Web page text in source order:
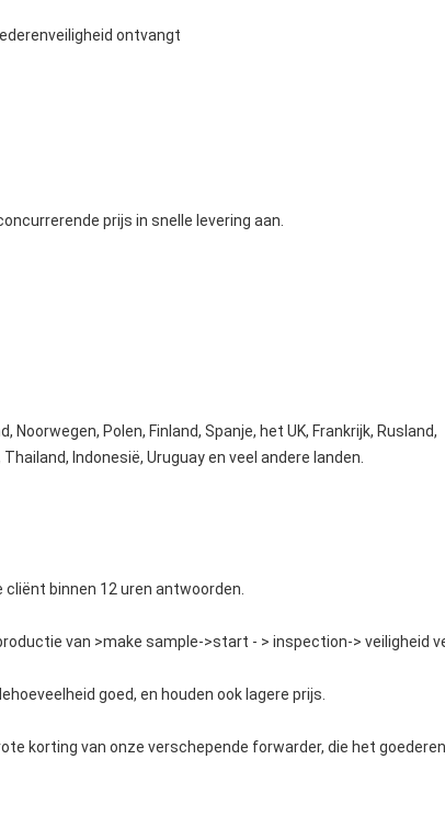
ontvangt
prijs in snelle levering aan.
Polen, Finland, Spanje, het UK, Frankrijk, Rusland,
Indonesië, Uruguay en veel andere landen.
cliënt binnen 12 uren antwoorden.
van >make sample->start - > inspection-> veiligheid
goed, en houden ook lagere prijs.
korting van onze verschepende forwarder, die het